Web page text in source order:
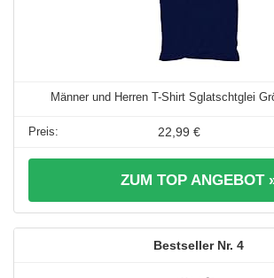
Männer und Herren T-Shirt Sglatschtglei
22,99 €
ZUM TOP ANGEBOT
4